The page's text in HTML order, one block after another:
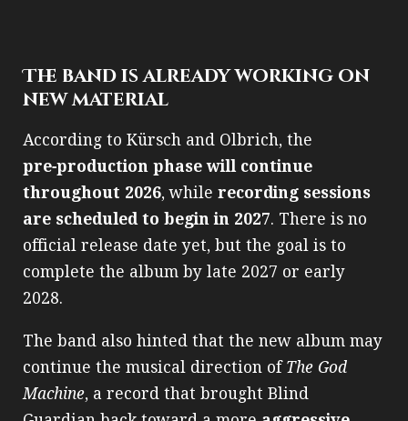
The band is already working on
new material
According to Kürsch and Olbrich, the
pre‑production phase will continue
throughout 2026, while recording sessions
are scheduled to begin in 2027. There is no
official release date yet, but the goal is to
complete the album by late 2027 or early
2028.
The band also hinted that the new album may
continue the musical direction of The God
Machine, a record that brought Blind